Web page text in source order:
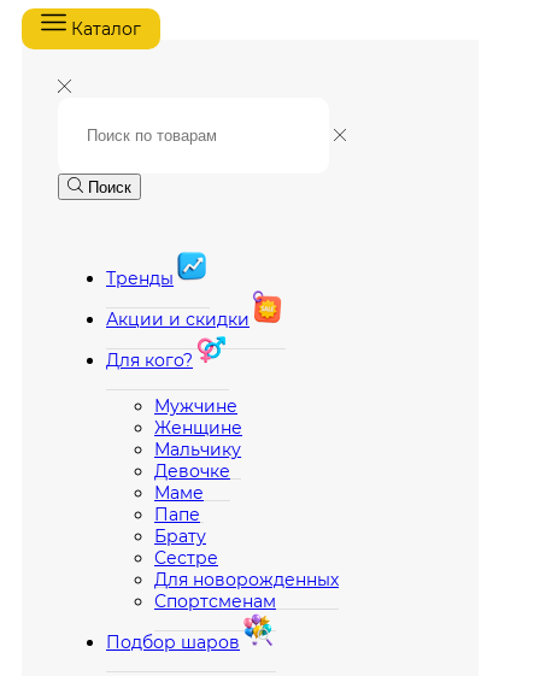
Каталог
Поиск
Тренды
Акции и скидки
Для кого?
Мужчине
Женщине
Мальчику
Девочке
Маме
Папе
Брату
Сестре
Для новорожденных
Спортсменам
Подбор шаров